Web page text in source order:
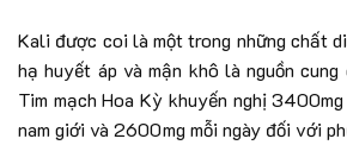
Kali được coi là một trong những chất
hạ huyết áp và mận khô là nguồn
Tim mạch Hoa Kỳ khuyến nghị
nam giới và 2600mg mỗi ngày đối với